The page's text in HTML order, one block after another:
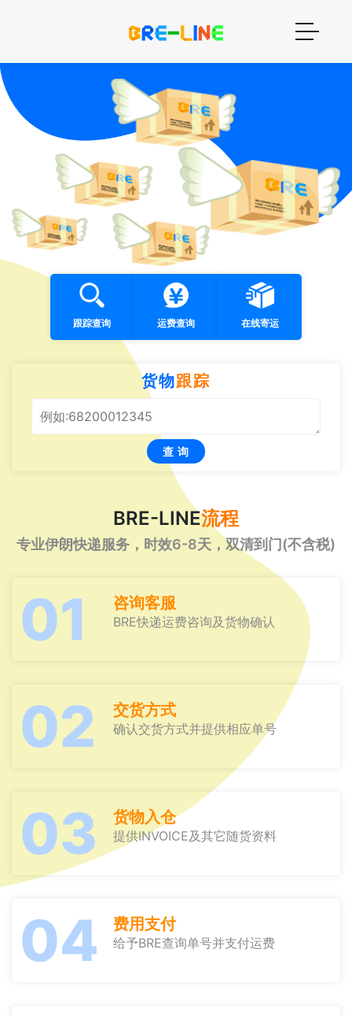
跟踪查询 运费查询 在线寄运
货物跟踪
查 询
BRE-LINE流程
专业伊朗快递服务，时效6-8天，双清到门(不含税)
01 咨询客服
BRE快递运费咨询及货物确认
02 交货方式
确认交货方式并提供相应单号
03 货物入仓
提供INVOICE及其它随货资料
04 费用支付
给予BRE查询单号并支付运费